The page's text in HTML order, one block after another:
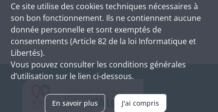
Ce site utilise des cookies techniques nécessaires à
son bon fonctionnement. Ils ne contiennent aucune
donnée personnelle et sont exemptés de
consentements (Article 82 de la loi Informatique et
Libertés).
Vous pouvez consulter les conditions générales
d’utilisation sur le lien ci-dessous.
En savoir plus J'ai compris